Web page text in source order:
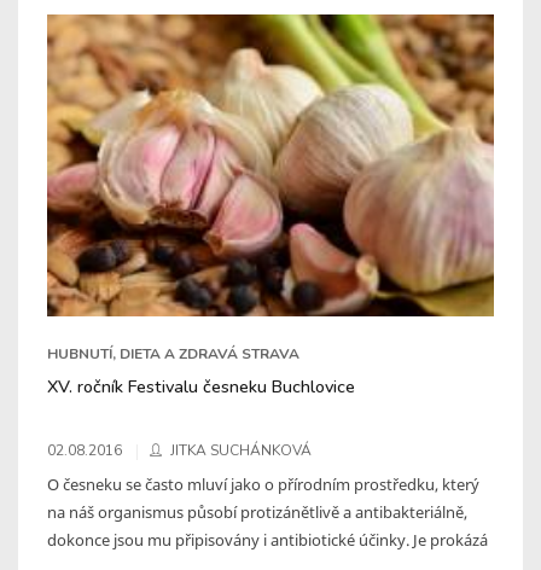
HUBNUTÍ, DIETA A ZDRAVÁ STRAVA
XV. ročník Festivalu česneku Buchlovice
02.08.2016 JITKA SUCHÁNKOVÁ
O česneku se často mluví jako o přírodním prostředku, který
na náš organismus působí protizánětlivě a antibakteriálně,
dokonce jsou mu připisovány i antibiotické účinky. Je prokázá